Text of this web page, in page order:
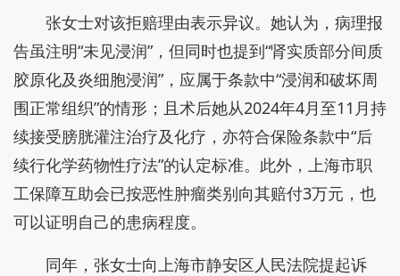
张女士对该拒赔理由表示异议。她认为，病理报
告虽注明“未见浸润”，但同时也提到“肾实质部分间质
胶原化及炎细胞浸润”，应属于条款中“浸润和破坏周
围正常组织”的情形；且术后她从2024年4月至11月持
续接受膀胱灌注治疗及化疗，亦符合保险条款中“后
续行化学药物性疗法”的认定标准。此外，上海市职
工保障互助会已按恶性肿瘤类别向其赔付3万元，也
可以证明自己的患病程度。
同年，张女士向上海市静安区人民法院提起诉